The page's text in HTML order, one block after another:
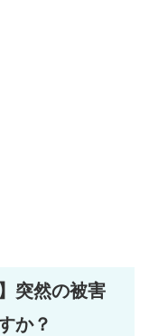
突然の被害
か？